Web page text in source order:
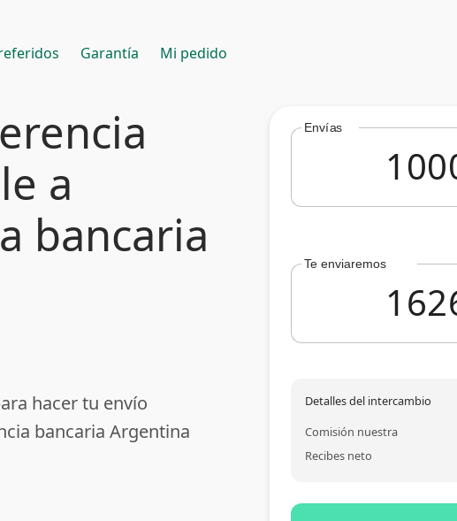
Garantía Mi pedido
a
bancaria
hacer tu envío
bancaria Argentina
Envías
Te enviaremos
Detalles del intercambio
Comisión nuestra
Recibes neto